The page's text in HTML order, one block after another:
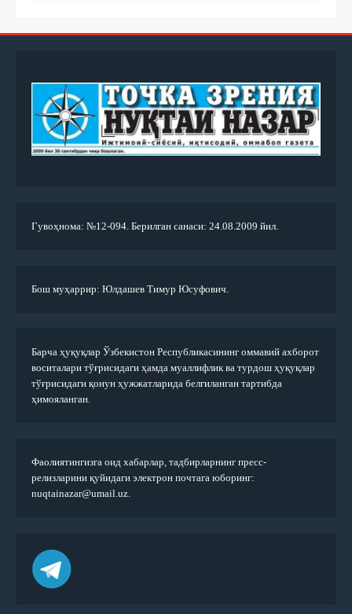
Гувоҳнома: №12-094. Берилган санаси: 24.08.2009 йил.
Бош муҳаррир: Юлдашев Тимур Юсуфович.
Барча ҳуқуқлар Ўзбекистон Республикасининг оммавий ахборот
воситалари тўғрисидаги ҳамда муаллифлик ва турдош ҳуқуқлар
тўғрисидаги қонун ҳужжатларида белгиланган тартибда
ҳимояланган.
Фаолиятингизга оид хабарлар, тадбирларнинг пресс-
релизларини қуйидаги электрон почтага юборинг:
nuqtainazar@umail.uz.